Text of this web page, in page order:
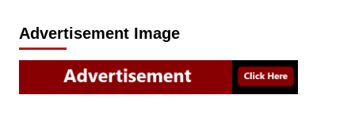
Advertisement Image